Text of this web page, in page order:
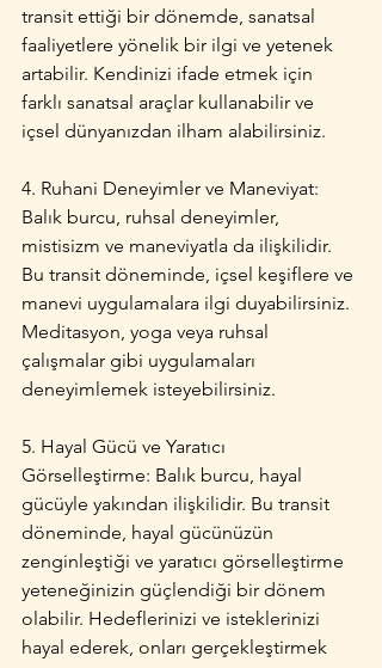
transit ettiği bir dönemde, sanatsal
faaliyetlere yönelik bir ilgi ve yetenek
artabilir. Kendinizi ifade etmek için
farklı sanatsal araçlar kullanabilir ve
içsel dünyanızdan ilham alabilirsiniz.
4. Ruhani Deneyimler ve Maneviyat:
Balık burcu, ruhsal deneyimler,
mistisizm ve maneviyatla da ilişkilidir.
Bu transit döneminde, içsel keşiflere ve
manevi uygulamalara ilgi duyabilirsiniz.
Meditasyon, yoga veya ruhsal
çalışmalar gibi uygulamaları
deneyimlemek isteyebilirsiniz.
5. Hayal Gücü ve Yaratıcı
Görselleştirme: Balık burcu, hayal
gücüyle yakından ilişkilidir. Bu transit
döneminde, hayal gücünüzün
zenginleştiği ve yaratıcı görselleştirme
yeteneğinizin güçlendiği bir dönem
olabilir. Hedeflerinizi ve isteklerinizi
hayal ederek, onları gerçekleştirmek